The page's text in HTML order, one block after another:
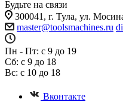
Будьте на связи
300041, г. Тула, ул.
master@toolsmachines.ru
Пн - Пт: с 9 до 19
Сб: с 9 до 18
Вс: с 10 до 18
Вконтакте